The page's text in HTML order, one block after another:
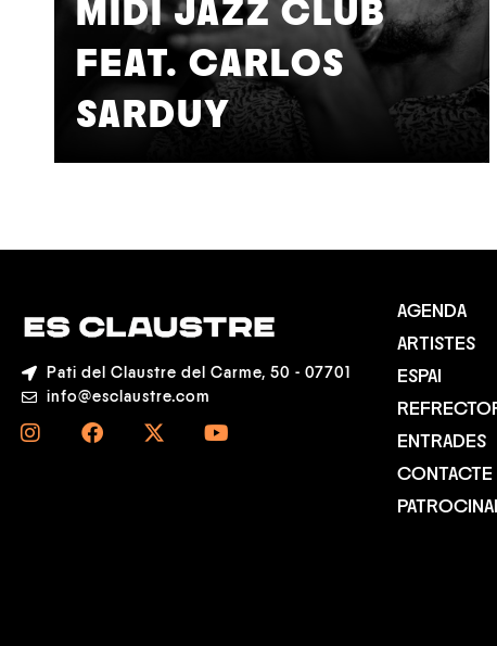
MIDI JAZZ CLUB
FEAT. CARLOS
SARDUY
Pati del Claustre del Carme, 50 - 07701
info@esclaustre.com
AGENDA
ARTISTES
ESPAI
ENTRADES
CONTACTE